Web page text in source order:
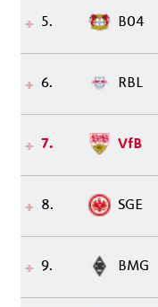
5. B04
6. RBL
7. VfB
8. SGE
9. BMG